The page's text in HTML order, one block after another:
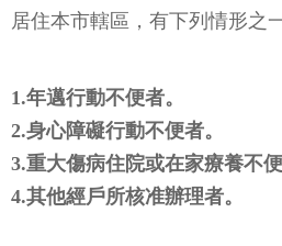
居住本市轄區，有下列情形之
1.年邁行動不便者。
2.身心障礙行動不便者。
3.重大傷病住院或在家療養不便
4.其他經戶所核准辦理者。